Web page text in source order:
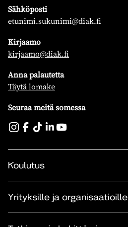
Sähköposti
etunimi.sukunimi@diak.fi
Kirjaamo
kirjaamo@diak.fi
Anna palautetta
Täytä lomake
Seuraa meitä somessa
Koulutus
Yrityksille ja organisaatioille